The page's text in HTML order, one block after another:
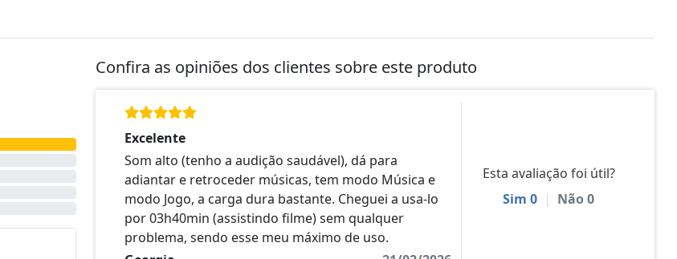
Confira as opiniões dos clientes sobre este produto
Excelente
Som alto (tenho a audição saudável), dá para
adiantar e retroceder músicas, tem modo Música e
modo Jogo, a carga dura bastante. Cheguei a usa-lo
por 03h40min (assistindo filme) sem qualquer
problema, sendo esse meu máximo de uso.
Esta avaliação foi útil?
Sim 0 | Não0